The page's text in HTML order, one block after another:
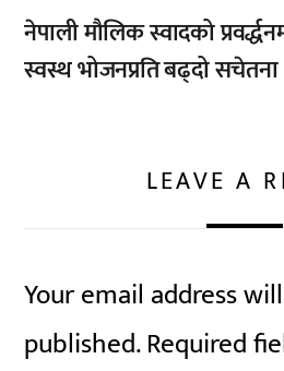
नेपाली मौलिक स्वादको
स्वस्थ भोजनप्रति बढ्दो सचेतना
LEAVE A
Your email address
published.Required